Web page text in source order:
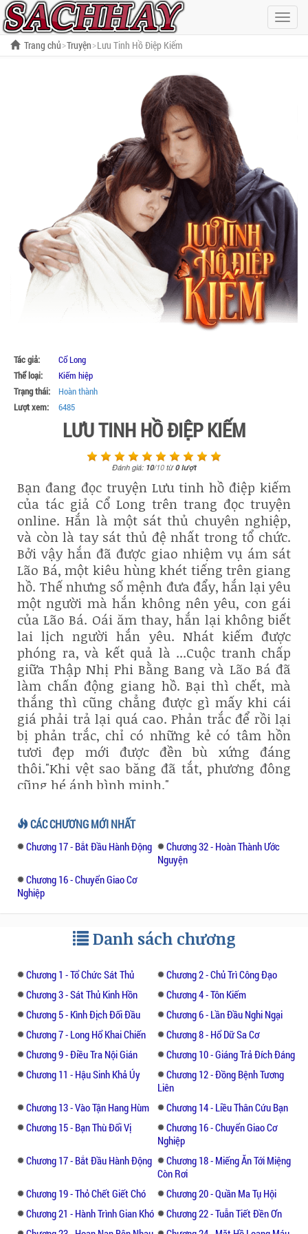
Hiện
menu
Trang chủ Truyện Lưu Tinh Hồ Điệp Kiếm
Tác giả:
Cổ Long
Thể loại:
Kiếm hiệp
Trạng thái:
Hoàn thành
Lượt xem:
6485
LƯU TINH HỒ ĐIỆP KIẾM
Đánh giá: 10/10từ0lượt
Bạn đang đọc truyện Lưu tinh hồ điệp kiếm
của tác giả Cổ Long trên trang đọc truyện
online. Hắn là một sát thủ chuyên nghiệp,
và còn là tay sát thủ đệ nhất trong tổ chức.
Bởi vậy hắn đã được giao nhiệm vụ ám sát
Lão Bá, một kiêu hùng khét tiếng trên giang
hồ. Thế nhưng số mệnh đưa đẩy, hắn lại yêu
một người mà hắn không nên yêu, con gái
của Lão Bá. Oái ăm thay, hắn lại không biết
lai lịch người hắn yêu. Nhát kiếm được
phóng ra, và kết quả là ...Cuộc tranh chấp
giữa Thập Nhị Phi Bằng Bang và Lão Bá đã
làm chấn động giang hồ. Bại thì chết, mà
thắng thì cũng chẳng được gì mấy khi cái
giá phải trả lại quá cao. Phản trắc để rồi lại
bị phản trắc, chỉ có những kẻ có tâm hồn
tươi đẹp mới được đền bù xứng đáng
thôi."Khi vệt sao băng đã tắt, phương đông
cũng hé ánh bình minh."
CÁC CHƯƠNG MỚI NHẤT
Chương 17 - Bắt Đầu Hành Động
Chương 32 - Hoàn Thành Ước
Nguyện
Chương 16 - Chuyển Giao Cơ
Nghiệp
Danh sách chương
Chương 1 - Tổ Chức Sát Thủ
Chương 2 - Chủ Trì Công Đạo
Chương 3 - Sát Thủ Kinh Hồn
Chương 4 - Tôn Kiếm
Chương 5 - Kình Địch Đối Đầu
Chương 6 - Lần Đầu Nghi Ngại
Chương 7 - Long Hổ Khai Chiến
Chương 8 - Hổ Dữ Sa Cơ
Chương 9 - Điều Tra Nội Gián
Chương 10 - Giáng Trả Đích Đáng
Chương 11 - Hậu Sinh Khả Úy
Chương 12 - Đồng Bệnh Tương
Liên
Chương 13 - Vào Tận Hang Hùm
Chương 14 - Liều Thân Cứu Bạn
Chương 15 - Bạn Thù Đổi Vị
Chương 16 - Chuyển Giao Cơ
Nghiệp
Chương 17 - Bắt Đầu Hành Động
Chương 18 - Miếng Ăn Tới Miệng
Còn Rơi
Chương 19 - Thỏ Chết Giết Chó
Chương 20 - Quần Ma Tụ Hội
Chương 21 - Hành Trình Gian Khó
Chương 22 - Tuẫn Tiết Đền Ơn